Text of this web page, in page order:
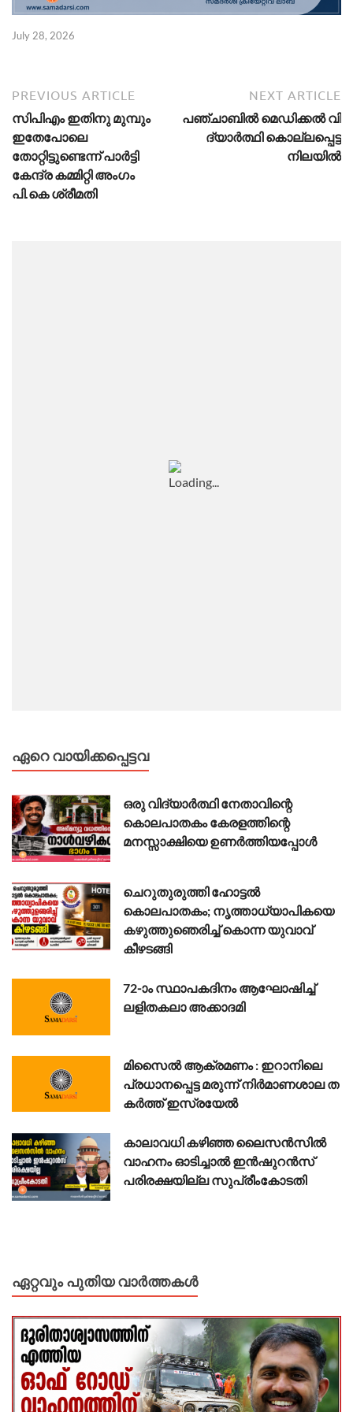
July 28, 2026
PREVIOUS ARTICLE
സിപിഎം ഇതിനു മുമ്പും
ഇതേപോലെ
തോറ്റിട്ടുണ്ടെന്ന് പാർട്ടി
കേന്ദ്ര കമ്മിറ്റി അംഗം
പി.കെ ശ്രീമതി
NEXT ARTICLE
പ​ഞ്ചാ​ബി​ൽ മെ​ഡി​ക്ക​ൽ വി​
ദ്യാ​ർ​ത്ഥി കൊല്ലപ്പെട്ട
നിലയിൽ
ഏറെ വായിക്കപ്പെട്ടവ
ഒരു വിദ്യാർത്ഥി നേതാവിന്റെ
കൊലപാതകം കേരളത്തിന്റെ
മനസ്സാക്ഷിയെ ഉണർത്തിയപ്പോൾ
ചെറുതുരുത്തി ഹോട്ടൽ
കൊലപാതകം; നൃത്താധ്യാപികയെ
കഴുത്തുഞെരിച്ച് കൊന്ന യുവാവ്
കീഴടങ്ങി
72-ാം സ്ഥാപകദിനം ആഘോഷിച്ച്
ലളിതകലാ അക്കാദമി
മി​സൈ​ൽ ആ​ക്ര​മ​ണം : ഇ​റാ​നി​ലെ
പ്ര​ധാ​ന​പ്പെ​ട്ട മ​രു​ന്ന് നി​ര്‍​മാ​ണ​ശാ​ല ത​
ക​ർ​ത്ത് ഇ​സ്ര​യേ​ൽ
കാലാവധി കഴിഞ്ഞ ലൈസൻസിൽ
വാഹനം ഓടിച്ചാൽ ഇൻഷുറൻസ്
പരിരക്ഷയില്ല സുപ്രീംകോടതി
ഏറ്റവും പുതിയ വാർത്തകൾ